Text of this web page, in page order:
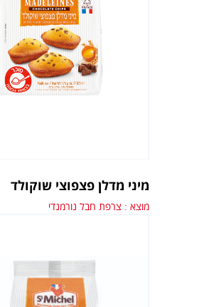
מיני מדלן פצפוצי שוקולד
מוצא : צרפת חבל נורמנדי